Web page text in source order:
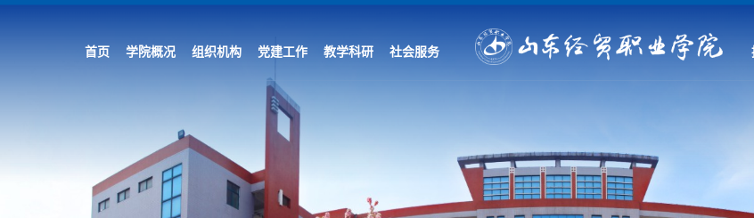
首页 学院概况 组织机构 党建工作 教学科研 社会服务